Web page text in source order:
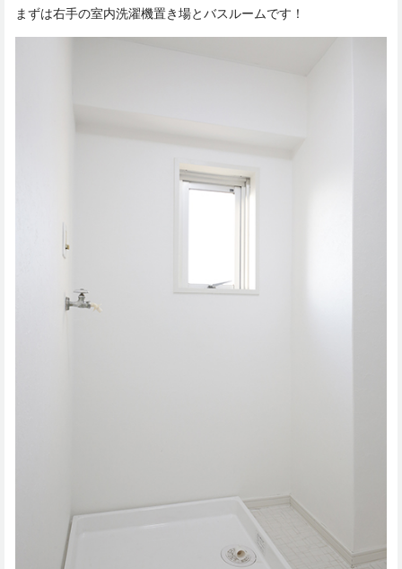
まずは右手の室内洗濯機置き場とバスルームです！